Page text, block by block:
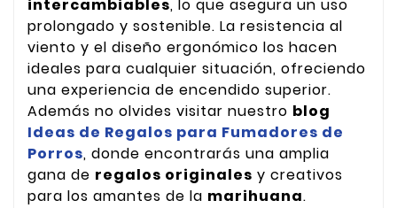
intercambiables, lo que asegura un uso
prolongado y sostenible. La resistencia al
viento y el diseño ergonómico los hacen
ideales para cualquier situación, ofreciendo
una experiencia de encendido superior.
Además no olvides visitar nuestro blog
Ideas de Regalos para Fumadores de
Porros, donde encontrarás una amplia
gana de regalos originales y creativos
para los amantes de la marihuana.